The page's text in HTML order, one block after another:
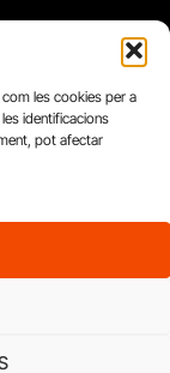
les cookies per a
identificacions
pot afectar